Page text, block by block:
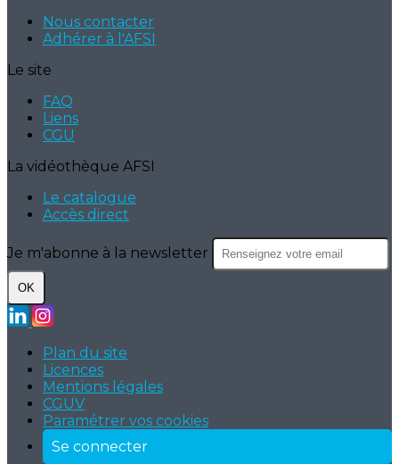
Nous contacter
Adhérer à l'AFSI
Le site
FAQ
Liens
CGU
La vidéothèque AFSI
Le catalogue
Accès direct
Je m'abonne à la newsletter
OK
Plan du site
Licences
Mentions légales
CGUV
Paramétrer vos cookies
Se connecter